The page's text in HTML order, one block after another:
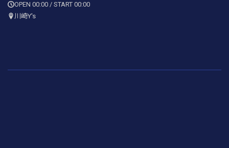
OPEN 00:00 / START 00:00
川崎Y's